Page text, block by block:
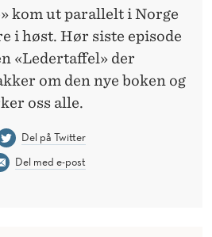
kom ut parallelt i Norge
i høst. Hør siste episode
«Ledertaffel» der
om den nye boken og
oss alle.
Del på Twitter
Del med e-post